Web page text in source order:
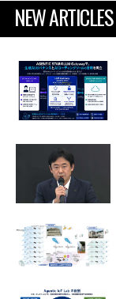
NEW ARTICLES